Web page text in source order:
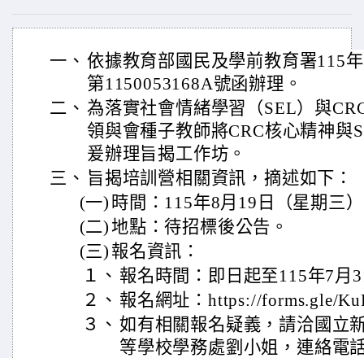
一、 依據教育部國民及學前教育署115
第1150053168A號函辦理。
二、 為落實社會情緒學習（SEL）與
領與會種子教師將CRC核心精神與
爰辦理旨揭工作坊。
三、 旨揭培訓營相關資訊，摘述如下：
(一) 時間：115年8月19日（星期三
(二)地點：待招標後公告。
(三) 報名資訊：
１、 報名時間：即日起至115年7月
２、 報名網址：https://forms.gle/
３、 如有相關報名疑義，請洽國立
等學校學務處劉小姐，連絡電